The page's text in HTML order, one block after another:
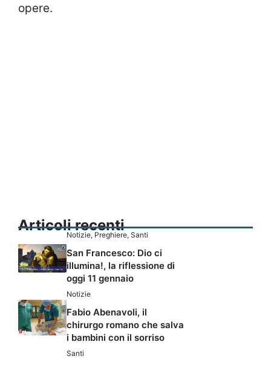
opere.
Articoli recenti
Notizie, Preghiere, Santi
San Francesco: Dio ci
illumina!, la riflessione di
oggi 11 gennaio
Notizie
Fabio Abenavoli, il
chirurgo romano che salva
i bambini con il sorriso
Santi